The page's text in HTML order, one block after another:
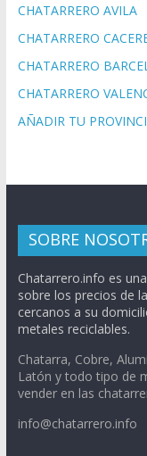
CHATARRERO AVILA
CHATARRERO
CHATARRERO
CHATARRERO
AÑADIR TU
SOBRE
Chatarrero.info es
sobre los precios de
cercanos a su
metales reciclables.
Chatarra, Cobre,
Latón y todo tipo de
vender en las
info@chatarrero.info